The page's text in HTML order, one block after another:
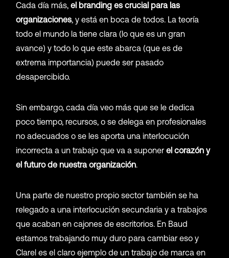
Cada día más, el branding es crucial para las
organizaciones, y está en boca de todos. La teoría
todo el mundo la tiene clara (lo que es un gran
avance) y todo lo que este abarca (que es de
extrema importancia) puede ser pasado
desapercibido.
Sin embargo, cada día veo más que se le dedica
poco tiempo, recursos, o se delega en profesionales
no adecuados o se les aporta una interlocución
incorrecta a un trabajo que va a suponer el corazón y
el futuro de nuestra organización.
Una parte de nuestro propio sector también se ha
relegado a una interlocución secundaria y a trabajos
que acaban en cajones de escritorios. En Baud
estamos trabajando muy duro para cambiar eso y
Clarel es el claro ejemplo de un trabajo de marca en